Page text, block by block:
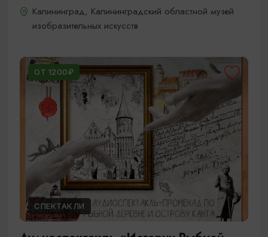
Калининград, Калининградский областной музей
изобразительных искусств
ОТ 1200₽
СПЕКТАКЛИ